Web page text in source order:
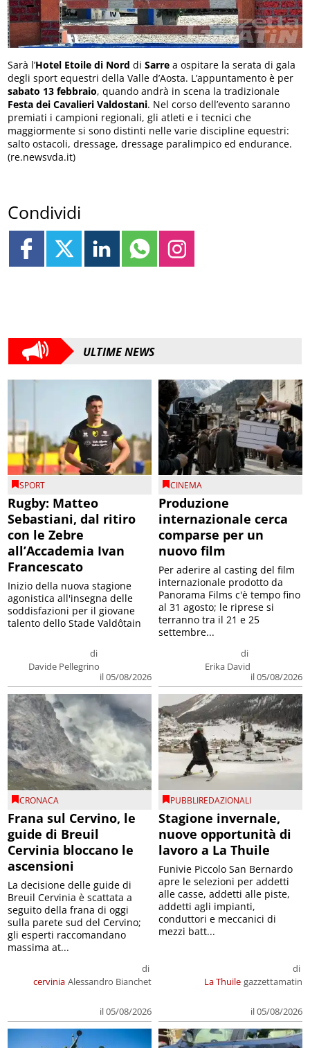
Sarà l’Hotel Etoile di Nord diSarre a ospitare la serata di gala
degli sport equestri della Valle d’Aosta. L’appuntamento è per
sabato 13 febbraio, quando andrà in scena la tradizionale
Festa dei Cavalieri Valdostani. Nel corso dell’evento saranno
premiati i campioni regionali, gli atleti e i tecnici che
maggiormente si sono distinti nelle varie discipline equestri:
salto ostacoli, dressage, dressage paralimpico ed endurance.
(re.newsvda.it)
Condividi
ULTIME NEWS
SPORT
Rugby: Matteo
Sebastiani, dal ritiro
con le Zebre
all’Accademia Ivan
Francescato
di
Davide Pellegrino
il 05/08/2026
Inizio della nuova stagione
agonistica all'insegna delle
soddisfazioni per il giovane
talento dello Stade Valdôtain
CINEMA
Produzione
internazionale cerca
comparse per un
nuovo film
di
Erika David
il 05/08/2026
Per aderire al casting del film
internazionale prodotto da
Panorama Films c'è tempo fino
al 31 agosto; le riprese si
terranno tra il 21 e 25
settembre...
CRONACA
Frana sul Cervino, le
guide di Breuil
Cervinia bloccano le
ascensioni
cervinia
di
Alessandro Bianchet
il 05/08/2026
La decisione delle guide di
Breuil Cervinia è scattata a
seguito della frana di oggi
sulla parete sud del Cervino;
gli esperti raccomandano
massima at...
PUBBLIREDAZIONALI
Stagione invernale,
nuove opportunità di
lavoro a La Thuile
La Thuile
di
gazzettamatin
il 05/08/2026
Funivie Piccolo San Bernardo
apre le selezioni per addetti
alle casse, addetti alle piste,
addetti agli impianti,
conduttori e meccanici di
mezzi batt...